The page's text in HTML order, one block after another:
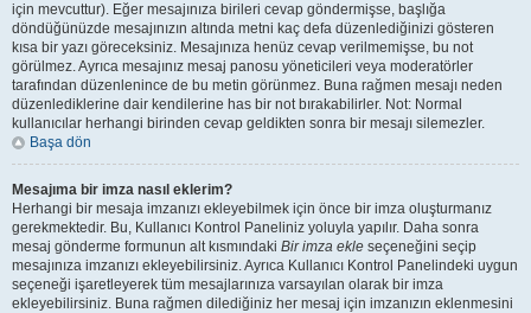
için mevcuttur). Eğer mesajınıza birileri cevap göndermişse, başlığa
döndüğünüzde mesajınızın altında metni kaç defa düzenlediğinizi gösteren
kısa bir yazı göreceksiniz. Mesajınıza henüz cevap verilmemişse, bu not
görülmez. Ayrıca mesajınız mesaj panosu yöneticileri veya moderatörler
tarafından düzenlenince de bu metin görünmez. Buna rağmen mesajı neden
düzenlediklerine dair kendilerine has bir not bırakabilirler. Not: Normal
kullanıcılar herhangi birinden cevap geldikten sonra bir mesajı silemezler.
Başa dön
Mesajıma bir imza nasıl eklerim?
Herhangi bir mesaja imzanızı ekleyebilmek için önce bir imza oluşturmanız
gerekmektedir. Bu, Kullanıcı Kontrol Paneliniz yoluyla yapılır. Daha sonra
mesaj gönderme formunun alt kısmındaki Bir imza ekle seçeneğini seçip
mesajınıza imzanızı ekleyebilirsiniz. Ayrıca Kullanıcı Kontrol Panelindeki uygun
seçeneği işaretleyerek tüm mesajlarınıza varsayılan olarak bir imza
ekleyebilirsiniz. Buna rağmen dilediğiniz her mesaj için imzanızın eklenmesini